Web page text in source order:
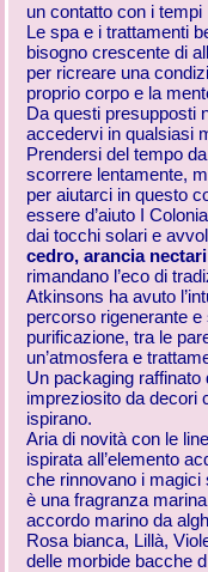
un contatto con i tempi
Le spa e i trattamenti
bisogno crescente di
per ricreare una
proprio corpo e la
Da questi presupposti
accedervi in qualsiasi
Prendersi del tempo
scorrere lentamente,
per aiutarci in questo
essere d’aiuto I
dai tocchi solari e
cedro, arancia
rimandano l’eco di
Atkinsons ha avuto
percorso rigenerante
purificazione, tra le
un’atmosfera e
Un packaging raffinato
impreziosito da decori
ispirano.
Aria di novità con le
ispirata all’elemento
che rinnovano i
è una fragranza
accordo marino da
Rosa bianca, Lillà,
delle morbide bacche